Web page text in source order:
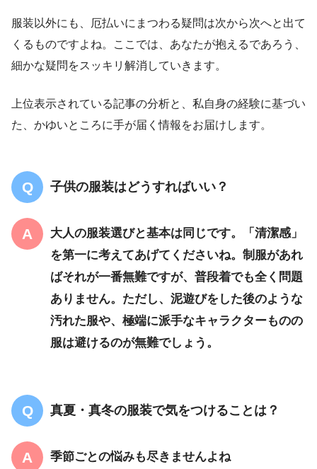
服装以外にも、厄払いにまつわる疑問は次から次へと出て
くるものですよね。ここでは、あなたが抱えるであろう、
細かな疑問をスッキリ解消していきます。
上位表示されている記事の分析と、私自身の経験に基づい
た、かゆいところに手が届く情報をお届けします。
子供の服装はどうすればいい？
大人の服装選びと基本は同じです。「清潔感」
を第一に考えてあげてくださいね。制服があれ
ばそれが一番無難ですが、普段着でも全く問題
ありません。ただし、泥遊びをした後のような
汚れた服や、極端に派手なキャラクターものの
服は避けるのが無難でしょう。
真夏・真冬の服装で気をつけることは？
季節ごとの悩みも尽きませんよね